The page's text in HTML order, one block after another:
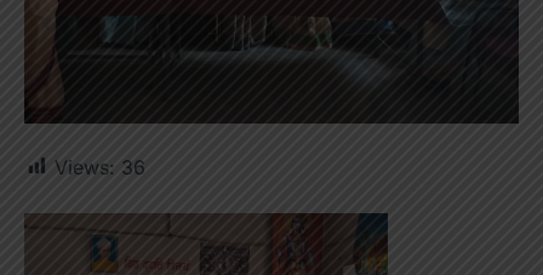
Views: 36